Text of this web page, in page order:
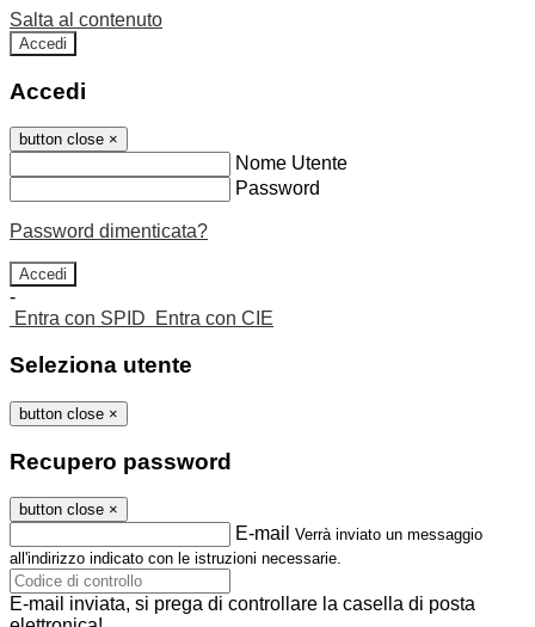
Salta al contenuto
Accedi
Accedi
button close ×
Nome Utente
Password
Password dimenticata?
-
Entra con SPID
Entra con CIE
Seleziona utente
button close ×
Recupero password
button close ×
E-mail Verrà inviato un messaggio
all'indirizzo indicato con le istruzioni necessarie.
E-mail inviata, si prega di controllare la casella di posta